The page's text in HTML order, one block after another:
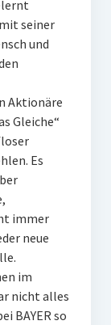
seiner
und
Aktionäre
Gleiche“
Es
immer
neue
im
nicht alles
BAYER so